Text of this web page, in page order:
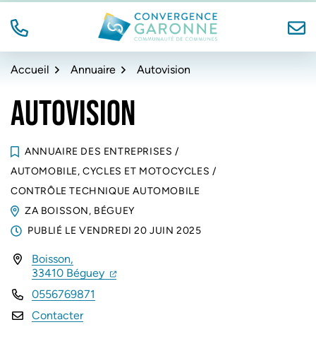
navigation
de TÉL. Convergence Garonne
Accueil Annuaire Autovision
AUTOVISION
ANNUAIRE DES ENTREPRISES /
AUTOMOBILE, CYCLES ET MOTOCYCLES /
CONTRÔLE TECHNIQUE AUTOMOBILE
ZA BOISSON, BÉGUEY
PUBLIÉ LE VENDREDI 20 JUIN 2025
INFOS UTILES
Boisson,
33410 Béguey (ouverture dans un nouvel onglet)
(ouverture dans un nouvel onglet)
0556769871
Contacter